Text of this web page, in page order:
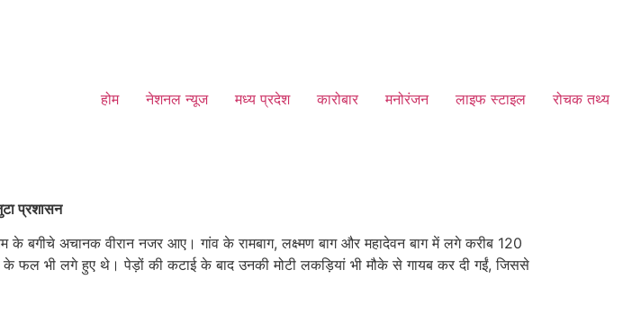
होम नेशनल न्यूज मध्य प्रदेश कारोबार मनोरंजन लाइफ स्टाइल रोचक तथ्य
प्रशासन
बगीचे अचानक वीरान नजर आए। गांव के रामबाग, लक्ष्मण बाग और महादेवन बाग में लगे करीब 120
फल भी लगे हुए थे। पेड़ों की कटाई के बाद उनकी मोटी लकड़ियां भी मौके से गायब कर दी गईं, जिससे